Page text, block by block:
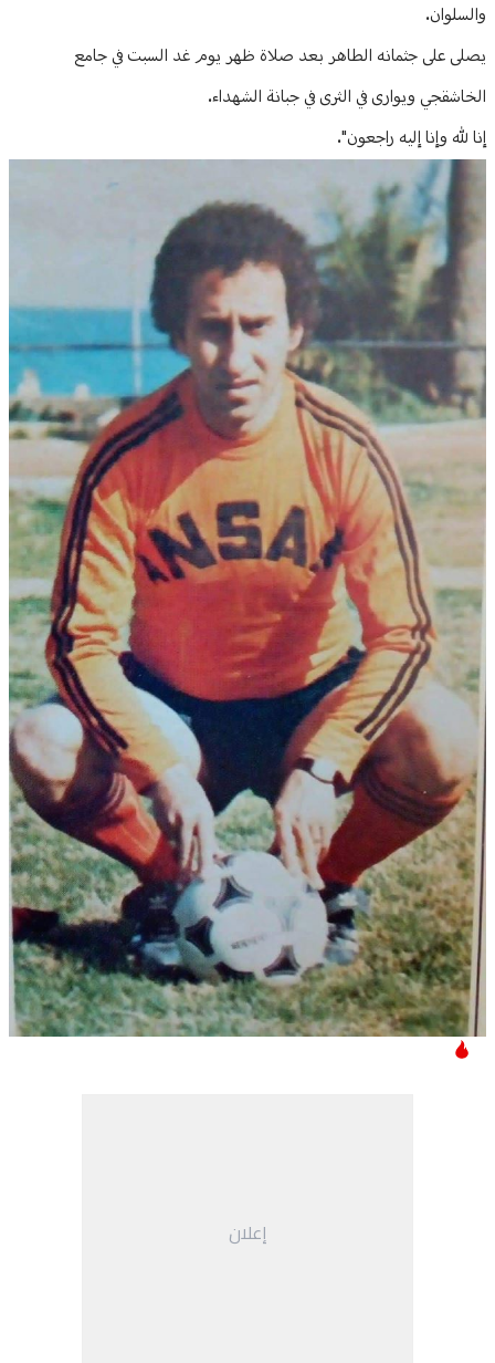
والسلوان.
يصلى على جثمانه الطاهر بعد صلاة ظهر يوم غد السبت في جامع
الخاشقجي ويوارى في الثرى في جبانة الشهداء.
إنا لله وإنا إليه راجعون".
إعلان